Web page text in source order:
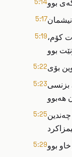
5:14
5:17
5:19کۆم،
5:22
5:23بزنسی
5:25
5:29